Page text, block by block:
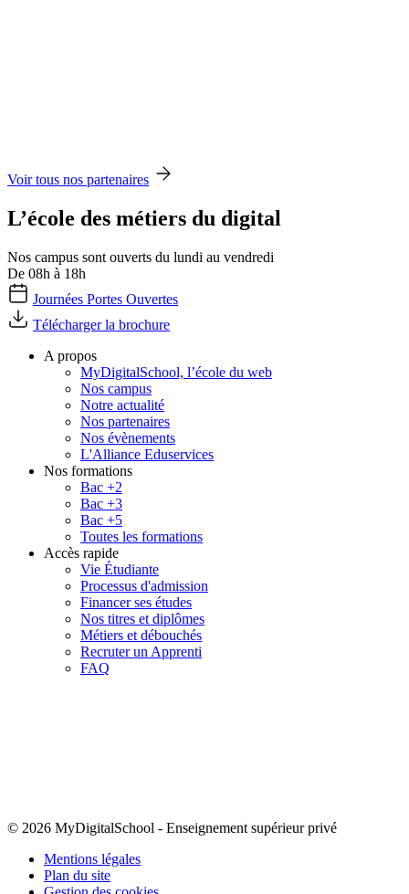
Voir tous nos partenaires
L’école des métiers du digital
Nos campus sont ouverts du lundi au vendredi
De 08h à 18h
Journées Portes Ouvertes
Télécharger la brochure
A propos
MyDigitalSchool, l’école du web
Nos campus
Notre actualité
Nos partenaires
Nos évènements
L'Alliance Eduservices
Nos formations
Bac +2
Bac +3
Bac +5
Toutes les formations
Accès rapide
Vie Étudiante
Processus d'admission
Financer ses études
Nos titres et diplômes
Métiers et débouchés
Recruter un Apprenti
FAQ
© 2026 MyDigitalSchool - Enseignement supérieur privé
Mentions légales
Plan du site